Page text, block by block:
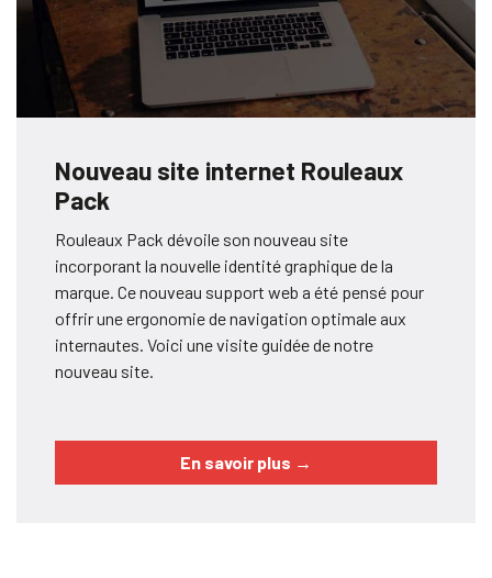
Nouveau site internet Rouleaux
Pack
Rouleaux Pack dévoile son nouveau site
incorporant la nouvelle identité graphique de la
marque. Ce nouveau support web a été pensé pour
offrir une ergonomie de navigation optimale aux
internautes. Voici une visite guidée de notre
nouveau site.
En savoir plus →